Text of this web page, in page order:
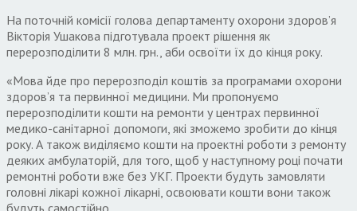
На поточній комісії голова департаменту охорони здоров’я
Вікторія Ушакова підготувала проект рішення як
перерозподілити 8 млн. грн., аби освоїти їх до кінця року.
«Мова йде про перерозподіл коштів за програмами охорони
здоров’я та первинної медицини. Ми пропонуємо
перерозподілити кошти на ремонти у центрах первинної
медико-санітарної допомоги, які зможемо зробити до кінця
року. А також виділяємо кошти на проектні роботи з ремонту
деяких амбулаторій, для того, щоб у наступному році почати
ремонтні роботи вже без УКГ. Проекти будуть замовляти
головні лікарі кожної лікарні, освоювати кошти вони також
будуть самостійно.